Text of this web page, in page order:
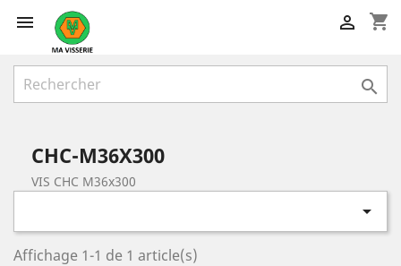
 shopping_cart


CHC-M36X300
VIS CHC M36x300

Affichage 1-1 de 1 article(s)